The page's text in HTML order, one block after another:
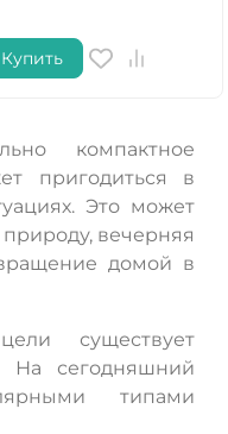
Купить
компактное
пригодиться в
Это может
вечерняя
домой в
существует
На сегодняшний
типами